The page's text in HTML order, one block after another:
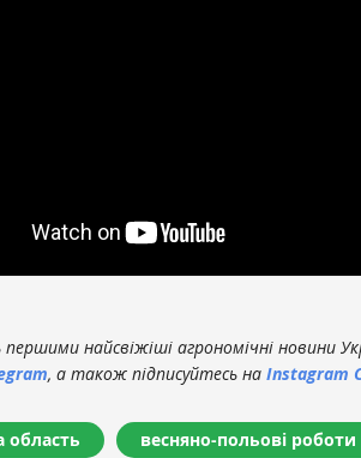
першими найсвіжіші агрономічні новини
, а також підписуйтесь на Instagram
область весняно-польові роботи